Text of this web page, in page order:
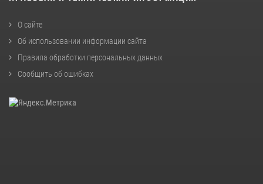
О сайте
Об использовании информации сайта
Правила обработки персональных данных
Сообщить об ошибках